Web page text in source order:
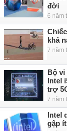
đời
6 năm
khả
7 năm
Bộ vi
Intel
trợ
7 năm
Intel
gập